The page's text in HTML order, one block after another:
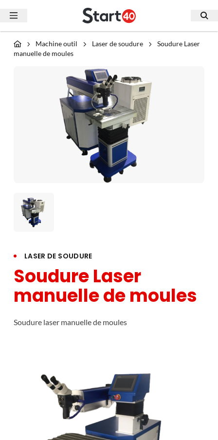
Machine outil Laser de soudure
Soudure Laser
manuelle de moules
LASER DE SOUDURE
Soudure Laser
manuelle de moules
Soudure laser manuelle de moules